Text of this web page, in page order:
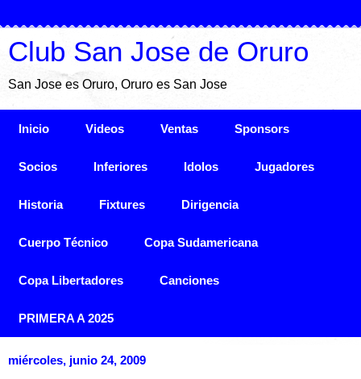
Club San Jose de Oruro
San Jose es Oruro, Oruro es San Jose
Inicio Videos Ventas Sponsors
Socios Inferiores Idolos Jugadores
Historia Fixtures Dirigencia
Cuerpo Técnico Copa Sudamericana
Copa Libertadores Canciones
PRIMERA A 2025
miércoles, junio 24, 2009